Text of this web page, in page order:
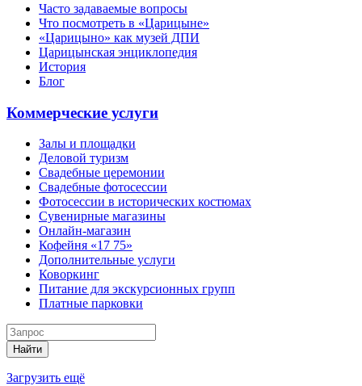
Часто задаваемые вопросы
Что посмотреть в «Царицыне»
«Царицыно» как музей ДПИ
Царицынская энциклопедия
История
Блог
Коммерческие услуги
Залы и площадки
Деловой туризм
Свадебные церемонии
Свадебные фотосессии
Фотосессии в исторических костюмах
Сувенирные магазины
Онлайн-магазин
Кофейня «17 75»
Дополнительные услуги
Коворкинг
Питание для экскурсионных групп
Платные парковки
Найти
Загрузить ещё